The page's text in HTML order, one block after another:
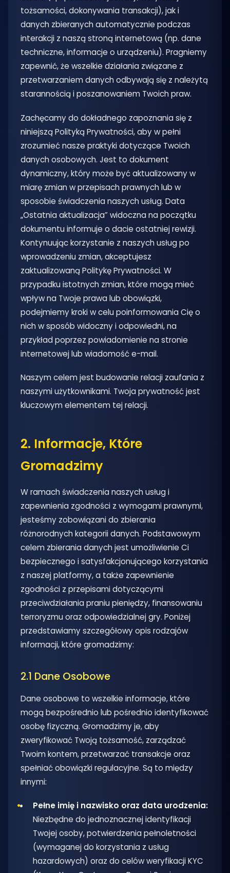
tożsamości, dokonywania transakcji), jak i
danych zbieranych automatycznie podczas
interakcji z naszą stroną internetową (np. dane
techniczne, informacje o urządzeniu). Pragniemy
zapewnić, że wszelkie działania związane z
przetwarzaniem danych odbywają się z należytą
starannością i poszanowaniem Twoich praw.
Zachęcamy do dokładnego zapoznania się z
niniejszą Polityką Prywatności, aby w pełni
zrozumieć nasze praktyki dotyczące Twoich
danych osobowych. Jest to dokument
dynamiczny, który może być aktualizowany w
miarę zmian w przepisach prawnych lub w
sposobie świadczenia naszych usług. Data
„Ostatnia aktualizacja” widoczna na początku
dokumentu informuje o dacie ostatniej rewizji.
Kontynuując korzystanie z naszych usług po
wprowadzeniu zmian, akceptujesz
zaktualizowaną Politykę Prywatności. W
przypadku istotnych zmian, które mogą mieć
wpływ na Twoje prawa lub obowiązki,
podejmiemy kroki w celu poinformowania Cię o
nich w sposób widoczny i odpowiedni, na
przykład poprzez powiadomienie na stronie
internetowej lub wiadomość e-mail.
Naszym celem jest budowanie relacji zaufania z
naszymi użytkownikami. Twoja prywatność jest
kluczowym elementem tej relacji.
2. Informacje, Które
Gromadzimy
W ramach świadczenia naszych usług i
zapewnienia zgodności z wymogami prawnymi,
jesteśmy zobowiązani do zbierania
różnorodnych kategorii danych. Podstawowym
celem zbierania danych jest umożliwienie Ci
bezpiecznego i satysfakcjonującego korzystania
z naszej platformy, a także zapewnienie
zgodności z przepisami dotyczącymi
przeciwdziałania praniu pieniędzy, finansowaniu
terroryzmu oraz odpowiedzialnej gry. Poniżej
przedstawiamy szczegółowy opis rodzajów
informacji, które gromadzimy:
2.1 Dane Osobowe
Dane osobowe to wszelkie informacje, które
mogą bezpośrednio lub pośrednio identyfikować
osobę fizyczną. Gromadzimy je, aby
zweryfikować Twoją tożsamość, zarządzać
Twoim kontem, przetwarzać transakcje oraz
spełniać obowiązki regulacyjne. Są to między
innymi:
Pełne imię i nazwisko oraz data urodzenia:
Niezbędne do jednoznacznej identyfikacji
Twojej osoby, potwierdzenia pełnoletności
(wymaganej do korzystania z usług
hazardowych) oraz do celów weryfikacji KYC